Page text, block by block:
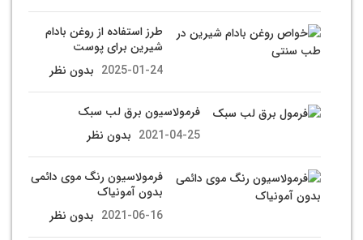
طرز استفاده از روغن بادام
شیرین برای پوست
2025-01-24 بدون نظر
فرمولاسیون برق لب سبک
2021-04-25 بدون نظر
فرمولاسیون رنگ موی دائمی
بدون آمونیاک
2021-06-16 بدون نظر